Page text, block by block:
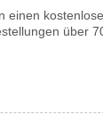
einen
über